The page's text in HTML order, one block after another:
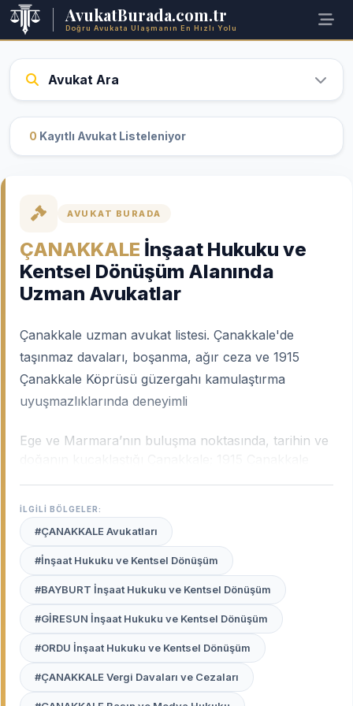
AvukatBurada.com.tr
Doğru Avukata Ulaşmanın En Hızlı Yolu
Avukat Ara
0 Kayıtlı Avukat Listeleniyor
AVUKAT BURADA
ÇANAKKALE İnşaat Hukuku ve
Kentsel Dönüşüm Alanında
Uzman Avukatlar
Çanakkale uzman avukat listesi. Çanakkale'de
taşınmaz davaları, boşanma, ağır ceza ve 1915
Çanakkale Köprüsü güzergahı kamulaştırma
uyuşmazlıklarında deneyimli
Ege ve Marmara’nın buluşma noktasında, tarihin ve
bu hızlı gelişimi; gayrimenkul değerlemelerinden
kamulaştırma davalarına, tarımsal arazi
uyuşmazlıklarından ticaret hukukuna kadar pek çok
alanda uzmanlık gerektirir.
Çanakkale uzman
avukatları, şehrin bu karakteristik değişimini, yerel
mahkeme pratiklerini ve Çanakkale Adliyesi ile
mülhakat ilçelerindeki (Biga, Gelibolu, Çan vb.)
işleyişi en iyi bilen profesyonellerdir.
Avukat Buradaplatformu, Çanakkale merkezden
Biga’ya, Ayvacık’tan Çan’a kadar şehrin her
İLGİLİ BÖLGELER:
#ÇANAKKALE Avukatları
#İnşaat Hukuku ve Kentsel Dönüşüm
#BAYBURT İnşaat Hukuku ve Kentsel Dönüşüm
#GİRESUN İnşaat Hukuku ve Kentsel Dönüşüm
#ORDU İnşaat Hukuku ve Kentsel Dönüşüm
#ÇANAKKALE Vergi Davaları ve Cezaları